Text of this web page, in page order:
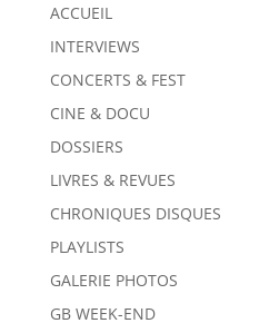
ACCUEIL
INTERVIEWS
CONCERTS & FEST
CINE & DOCU
DOSSIERS
LIVRES & REVUES
CHRONIQUES DISQUES
PLAYLISTS
GALERIE PHOTOS
GB WEEK-END